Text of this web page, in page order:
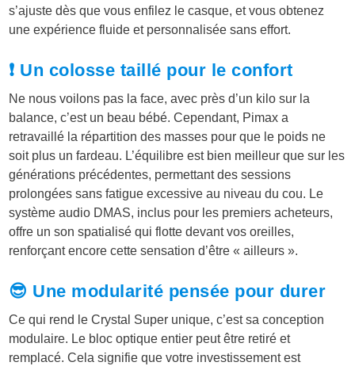
s’ajuste dès que vous enfilez le casque, et vous obtenez
une expérience fluide et personnalisée sans effort.
❗ Un colosse taillé pour le confort
Ne nous voilons pas la face, avec près d’un kilo sur la
balance, c’est un beau bébé. Cependant, Pimax a
retravaillé la répartition des masses pour que le poids ne
soit plus un fardeau. L’équilibre est bien meilleur que sur les
générations précédentes, permettant des sessions
prolongées sans fatigue excessive au niveau du cou. Le
système audio DMAS, inclus pour les premiers acheteurs,
offre un son spatialisé qui flotte devant vos oreilles,
renforçant encore cette sensation d’être « ailleurs ».
😎 Une modularité pensée pour durer
Ce qui rend le Crystal Super unique, c’est sa conception
modulaire. Le bloc optique entier peut être retiré et
remplacé. Cela signifie que votre investissement est